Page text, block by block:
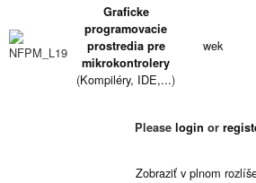
Graficke
programovacie
prostredia pre
mikrokontrolery
(Kompiléry, IDE,...)
wek
konštruktívne
mminar7
Elecrow - PCB
Please login or
Zobraziť v plnom